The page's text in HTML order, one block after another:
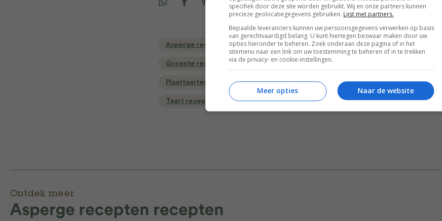
Asperge recepten Bakken Diner voor 4 of meer Gelegenheid
Groente recepten Hartige taart recepten
Plaattaarten Quiche recepten Recept van de dag Recepten
Taart recepten Vlees
Ontdek meer
Asperge recepten recepten
specifiek door deze site worden gebruikt. Wij en onze partners kunnen
precieze geolocatiegegevens gebruiken. Lijst met partners.
Bepaalde leveranciers kunnen uw persoonsgegevens verwerken op basis
van gerechtvaardigd belang. U kunt hiertegen bezwaar maken door uw
opties hieronder te beheren. Zoek onderaan deze pagina of in het
sitemenu naar een link om uw toestemming te beheren of in te trekken
via de privacy- en cookie-instellingen.
Naar de website
Meer opties